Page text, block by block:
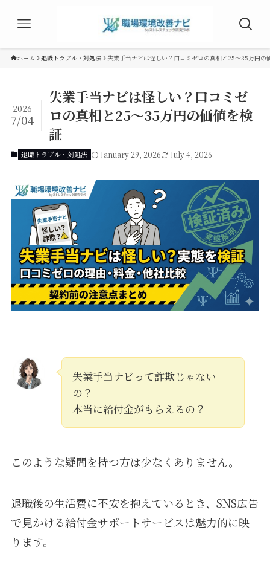
ホーム 退職トラブル・対処法 失業手当ナビは怪しい？口コミゼロの真相と25〜35万円の
失業手当ナビは怪しい？口コミゼ
ロの真相と25〜35万円の価値を検
証
2026
7/04
退職トラブル・対処法 January 29, 2026 July 4, 2026
失業手当ナビって詐欺じゃない
の？
本当に給付金がもらえるの？
このような疑問を持つ方は少なくありません。
退職後の生活費に不安を抱えているとき、SNS広告
で見かける給付金サポートサービスは魅力的に映
ります。